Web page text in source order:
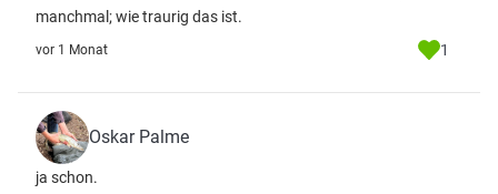
manchmal; wie traurig das ist.
vor 1 Monat 1
Oskar Palme
ja schon.